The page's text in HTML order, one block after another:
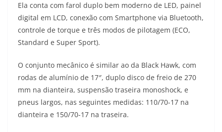
Ela conta com farol duplo bem moderno de LED, painel
digital em LCD, conexão com Smartphone via Bluetooth,
controle de torque e três modos de pilotagem (ECO,
Standard e Super Sport).
O conjunto mecânico é similar ao da Black Hawk, com
rodas de alumínio de 17″, duplo disco de freio de 270
mm na dianteira, suspensão traseira monoshock, e
pneus largos, nas seguintes medidas: 110/70-17 na
dianteira e 150/70-17 na traseira.